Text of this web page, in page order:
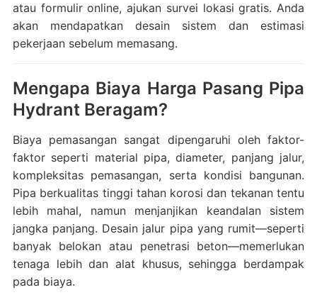
atau formulir online, ajukan survei lokasi gratis. Anda
akan mendapatkan desain sistem dan estimasi
pekerjaan sebelum memasang.
Mengapa Biaya Harga Pasang Pipa
Hydrant Beragam?
Biaya pemasangan sangat dipengaruhi oleh faktor-
faktor seperti material pipa, diameter, panjang jalur,
kompleksitas pemasangan, serta kondisi bangunan.
Pipa berkualitas tinggi tahan korosi dan tekanan tentu
lebih mahal, namun menjanjikan keandalan sistem
jangka panjang. Desain jalur pipa yang rumit—seperti
banyak belokan atau penetrasi beton—memerlukan
tenaga lebih dan alat khusus, sehingga berdampak
pada biaya.